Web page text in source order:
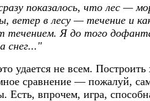
показалось, что лес —
ветер в лесу — течение и
течением. Я до того
снег..."
удается не всем. Построить
сравнение — пожалуй,
Есть, впрочем, игра,